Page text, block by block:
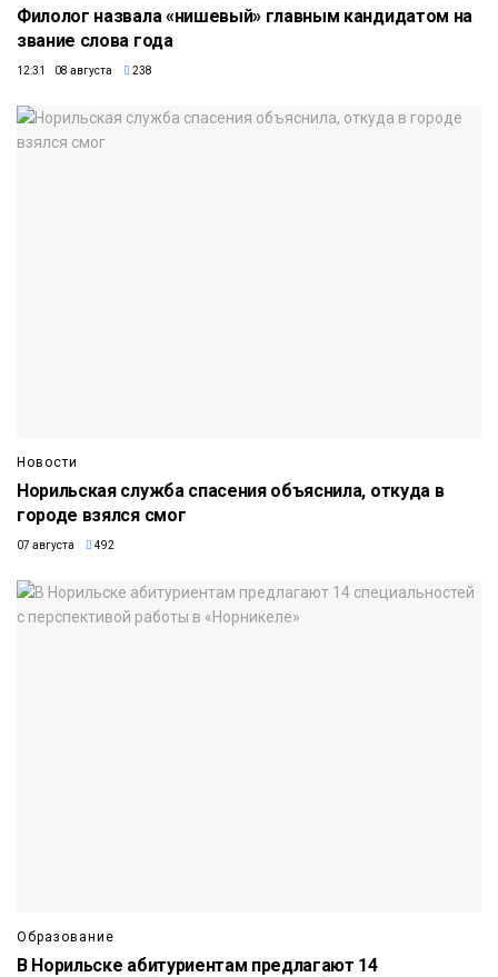
Филолог назвала «нишевый» главным кандидатом на
звание слова года
12:31 08 августа 238
Новости
Норильская служба спасения объяснила, откуда в
городе взялся смог
07 августа 492
Образование
В Норильске абитуриентам предлагают 14